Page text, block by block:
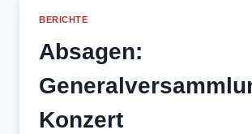
BERICHTE
Absagen:
Konzert